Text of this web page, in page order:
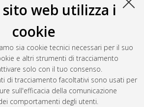
web utilizza i
cookie
sia cookie tecnici necessari per il suo
e altri strumenti di tracciamento
solo con il tuo consenso.
di tracciamento facoltativi sono usati per
sull'efficacia della comunicazione
comportamenti degli utenti.
dei consumi alimentari e della
sottostante.